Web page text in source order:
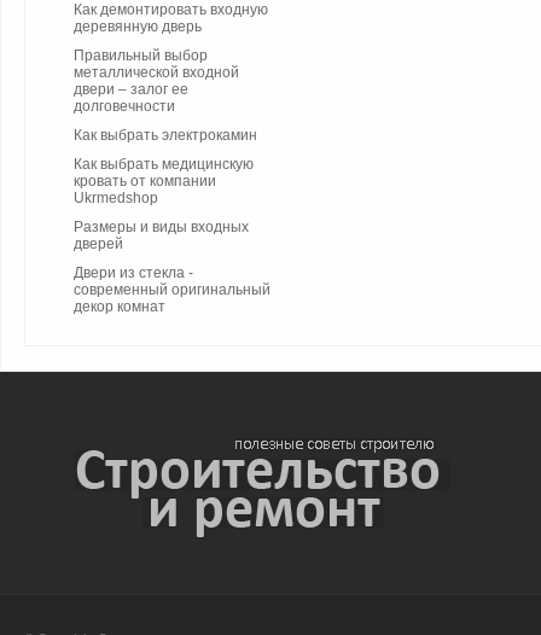
Как демонтировать входную
деревянную дверь
Правильный выбор
металлической входной
двери – залог ее
долговечности
Как выбрать электрокамин
Как выбрать медицинскую
кровать от компании
Ukrmedshop
Размеры и виды входных
дверей
Двери из стекла -
современный оригинальный
декор комнат